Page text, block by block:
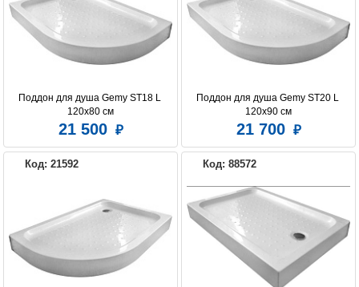
Поддон для душа Gemy ST18 L
120х80 см
21 500
Поддон для душа Gemy ST20 L
120х90 см
21 700
Код: 21592 Код: 88572